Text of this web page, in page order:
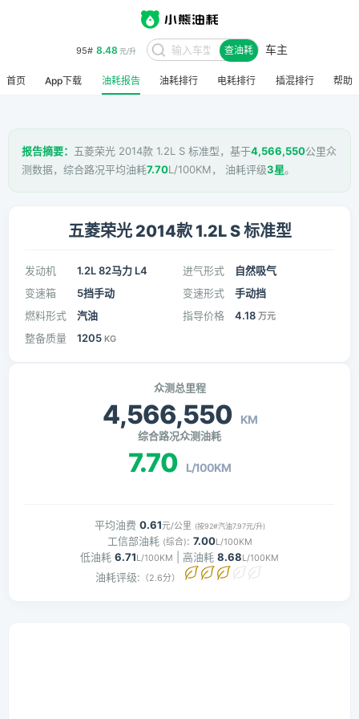
95# 8.48 元/升 查油耗 车主
首页 App下载 油耗报告 油耗排行 电耗排行 插混排行 帮助
报告摘要： 五菱荣光 2014款 1.2L S 标准型，基于4,566,550公里众
测数据，综合路况平均油耗7.70L/100KM， 油耗评级3星。
五菱荣光 2014款 1.2L S 标准型
发动机 1.2L 82马力 L4 进气形式
自然吸气
变速箱
5挡手动 变速形式
手动挡
燃料形式
汽油 指导价格 4.18 万元
整备质量 1205 KG
众测总里程
4,566,550 KM
综合路况众测油耗
7.70 L/100KM
平均油费 0.61元/公里 (按92#汽油7.97元/升)
工信部油耗 (综合): 7.00L/100KM
低油耗 6.71L/100KM | 高油耗 8.68L/100KM
油耗评级: （2.6分）